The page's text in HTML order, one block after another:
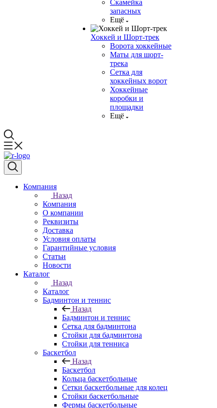
Скамейка
запасных
Ещё
Хоккей и Шорт-трек
Ворота хоккейные
Маты для шорт-
трека
Сетка для
хоккейных ворот
Хоккейные
коробки и
площадки
Ещё
Компания
Назад
Компания
О компании
Реквизиты
Доставка
Условия оплаты
Гарантийные условия
Статьи
Новости
Каталог
Назад
Каталог
Бадминтон и теннис
Назад
Бадминтон и теннис
Сетка для бадминтона
Стойки для бадминтона
Стойки для тенниса
Баскетбол
Назад
Баскетбол
Кольца баскетбольные
Сетки баскетбольные для колец
Стойки баскетбольные
Фермы баскетбольные